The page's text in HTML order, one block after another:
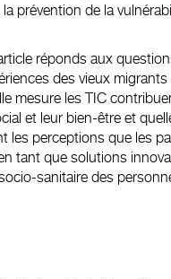
prévention de la
réponds aux
des vieux migrants
mesure les TIC
et leur bien-être et
les perceptions que les
tant que solutions
sanitaire des